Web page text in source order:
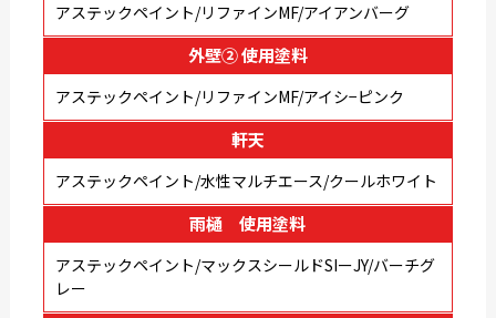
アステックペイント/リファインMF/アイアンバーグ
外壁② 使用塗料
アステックペイント/リファインMF/アイシ−ピンク
軒天
アステックペイント/水性マルチエース/クールホワイト
雨樋 使用塗料
アステックペイント/マックスシールドSIーJY/バーチグ
レー